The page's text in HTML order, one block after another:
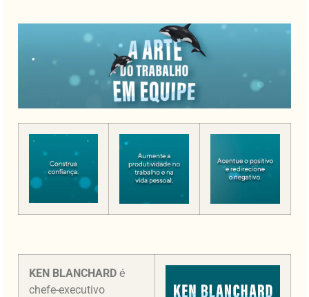
KEN BLANCHARD é
chefe-executivo